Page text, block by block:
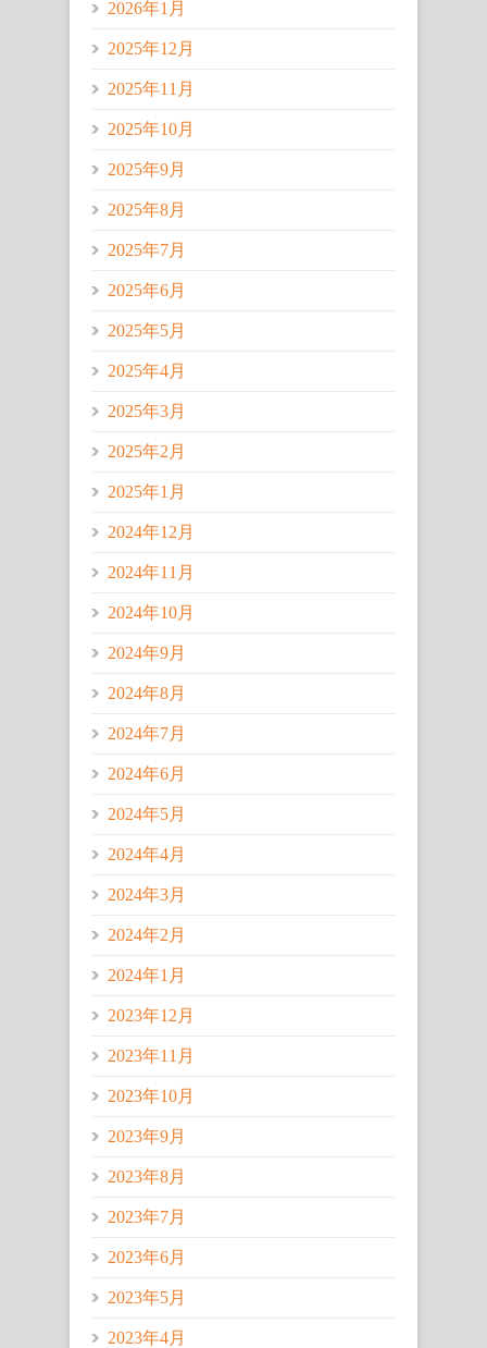
2026年1月
2025年12月
2025年11月
2025年10月
2025年9月
2025年8月
2025年7月
2025年6月
2025年5月
2025年4月
2025年3月
2025年2月
2025年1月
2024年12月
2024年11月
2024年10月
2024年9月
2024年8月
2024年7月
2024年6月
2024年5月
2024年4月
2024年3月
2024年2月
2024年1月
2023年12月
2023年11月
2023年10月
2023年9月
2023年8月
2023年7月
2023年6月
2023年5月
2023年4月